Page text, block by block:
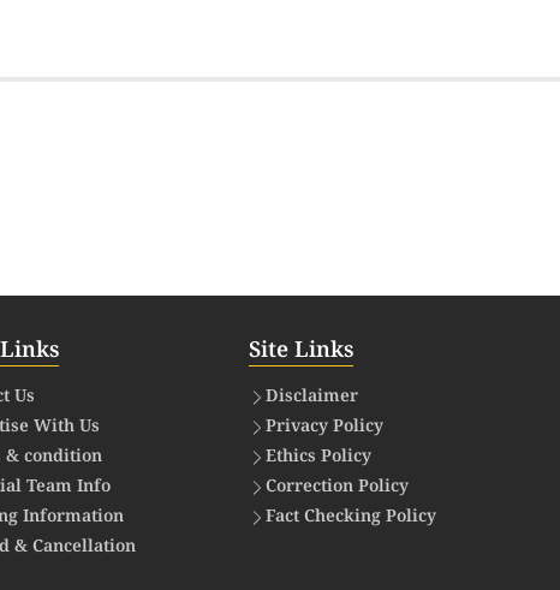
Us
With Us
& condition
Team Info
Information
& Cancellation
Site Links
Disclaimer
Privacy Policy
Ethics Policy
Correction Policy
Fact Checking Policy